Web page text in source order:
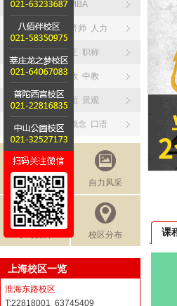
硕士研究生 MBA
职业资格 经济师 人力
会计资格 考证 职称
教师资格 幼教 中教
设计资格 平面 景观
英语日语 新概念 口语
免费讲座 自力风采
校区分布
上海校区一览
淮海东路校区
T:22818001 63745409
课